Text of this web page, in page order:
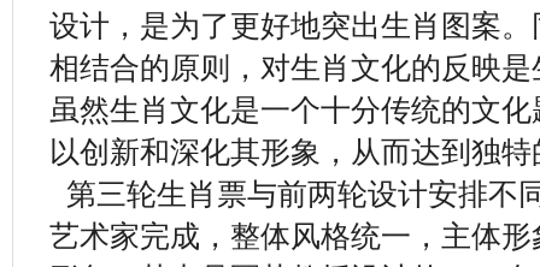
设计，是为了更好地突出生肖图案
相结合的原则，对生肖文化的反映
虽然生肖文化是一个十分传统的文
以创新和深化其形象，从而达到独
第三轮生肖票与前两轮设计安排不
艺术家完成，整体风格统一，主体